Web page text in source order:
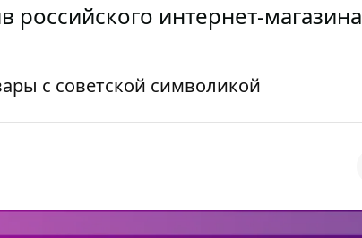
российского интернет-магазина
с советской символикой